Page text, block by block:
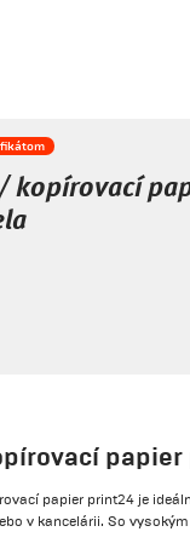
kopírovací
papier print24 je
v kancelárii. So